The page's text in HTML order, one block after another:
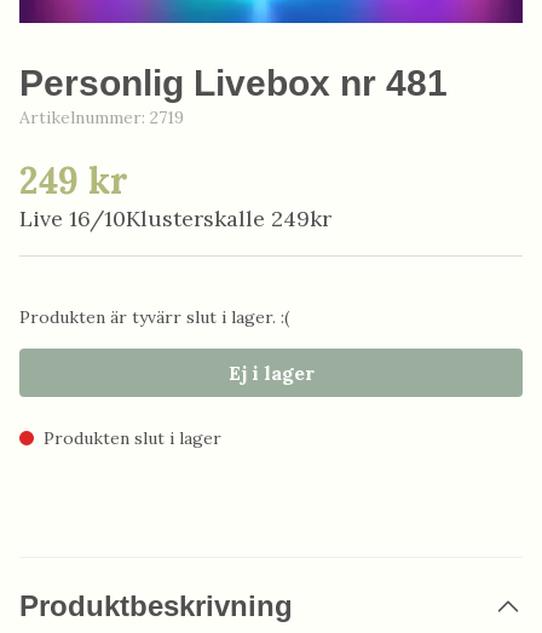
Personlig Livebox nr 481
Artikelnummer: 2719
249 kr
Live 16/10Klusterskalle 249kr
Produkten är tyvärr slut i lager. :(
Ej i lager
Produkten slut i lager
Produktbeskrivning